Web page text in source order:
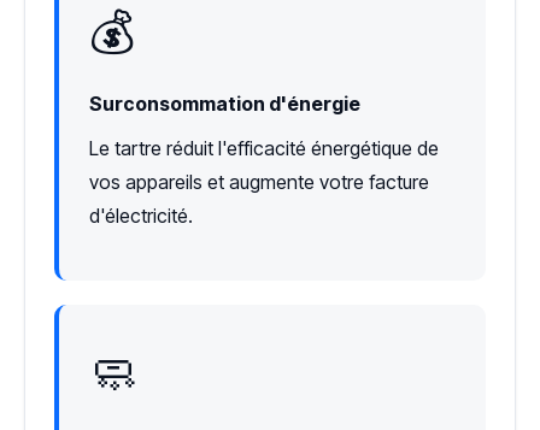
💰
Surconsommation d'énergie
Le tartre réduit l'efficacité énergétique de
vos appareils et augmente votre facture
d'électricité.
🧼